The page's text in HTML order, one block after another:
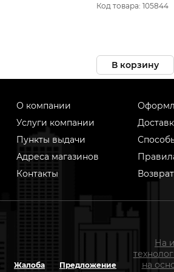
велосипедов, арт.
Код товара: 105844
В корзину
О компании
Услуги компании
Пункты выдачи
Адреса магазинов
Контакты
Жалоба Предложение
На
на